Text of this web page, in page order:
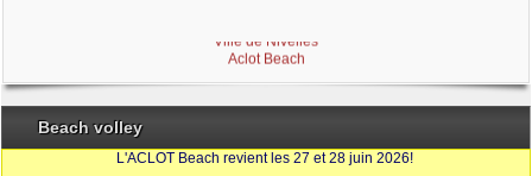
Ville de Nivelles
Aclot Beach
Beach volley
L'ACLOT Beach revient les 27 et 28 juin 2026!